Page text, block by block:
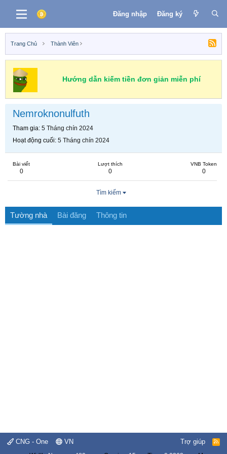
Đăng nhập Đăng ký
Trang Chủ Thành Viên
Hướng dẫn kiếm tiền đơn giản miễn phí
Nemroknonulfuth
Tham gia 5 Tháng chín 2024
Hoạt động cuối 5 Tháng chín 2024
Bài viết
0
Lượt thích
0
VNB Token
0
Tìm kiếm
Tường nhà Bài đăng Thông tin
CNG - One VN Trợ giúp
R